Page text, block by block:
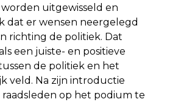
uitgewisseld en
dat er wensen neergelegd
richting de politiek. Dat
een juiste- en positieve
de politiek en het
veld. Na zijn introductie
op het podium te